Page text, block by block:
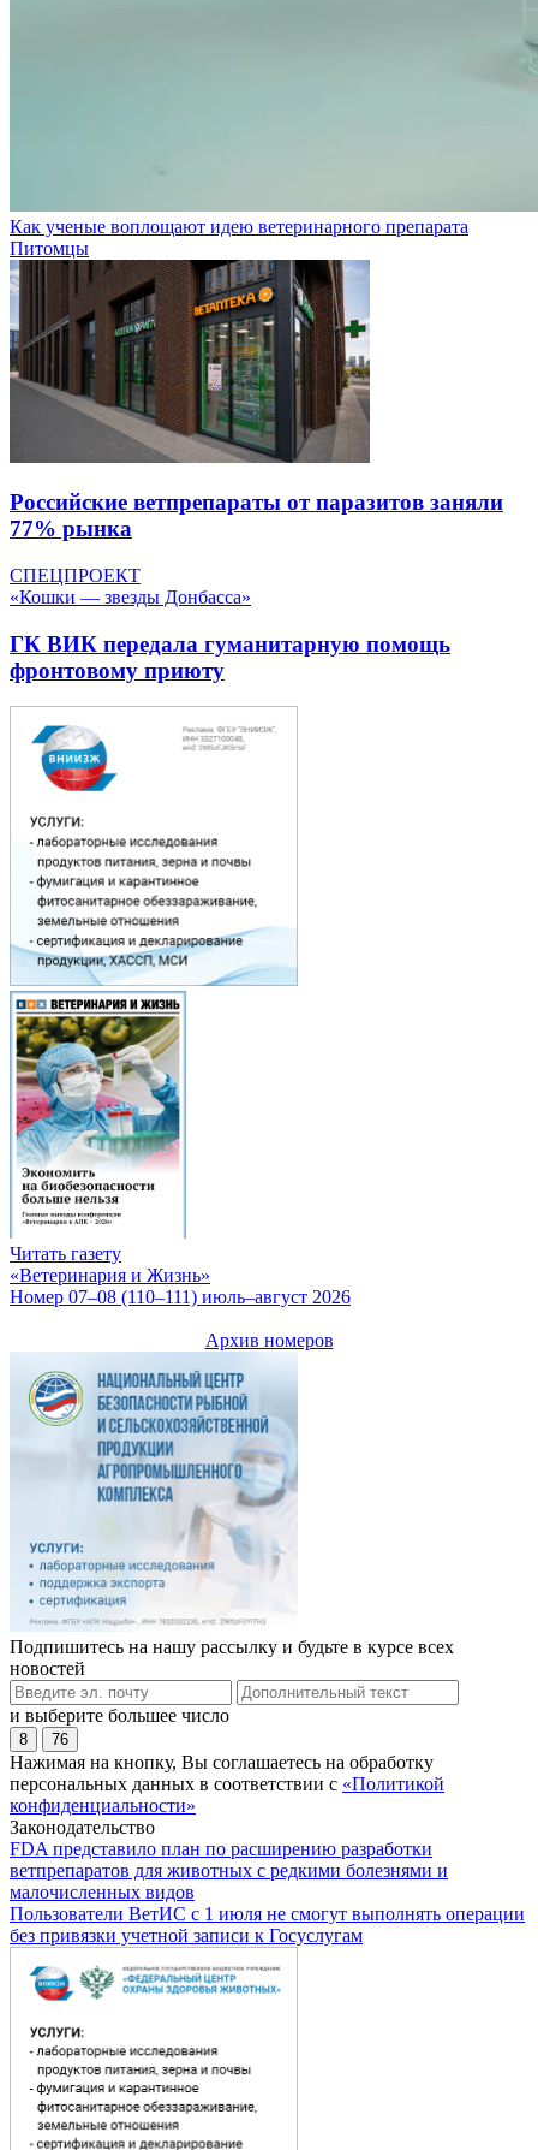
Как ученые воплощают идею ветеринарного препарата
Питомцы
Российские ветпрепараты от паразитов заняли
77% рынка
СПЕЦПРОЕКТ
«Кошки — звезды Донбасса»
ГК ВИК передала гуманитарную помощь
фронтовому приюту
Читать газету
«Ветеринария и Жизнь»
Номер 07–08 (110–111) июль–август 2026
Архив номеров
Подпишитесь на нашу рассылку и будьте в курсе всех
новостей
и выберите большее число
8 76
Нажимая на кнопку, Вы соглашаетесь на обработку
персональных данных в соответствии с «Политикой
конфиденциальности»
Законодательство
FDA представило план по расширению разработки
ветпрепаратов для животных с редкими болезнями и
малочисленных видов
Пользователи ВетИС с 1 июля не смогут выполнять операции
без привязки учетной записи к Госуслугам